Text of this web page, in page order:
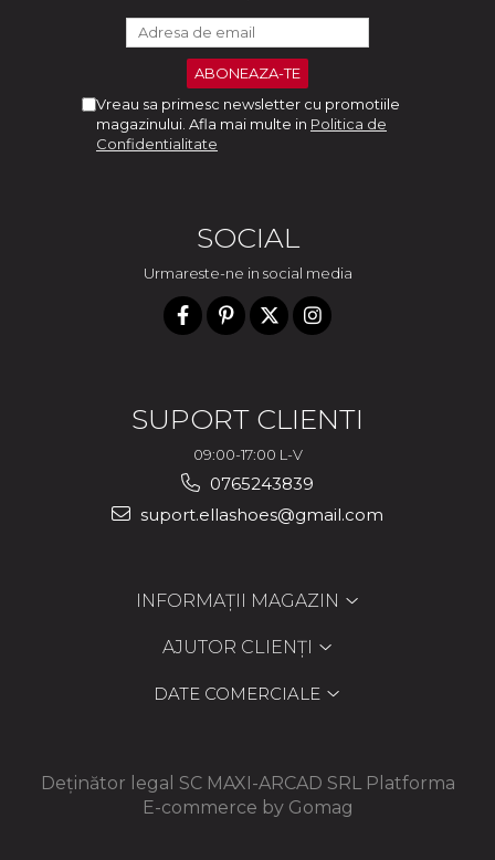
Vreau sa primesc newsletter cu promotiile
magazinului. Afla mai multe in Politica de
Confidentialitate
SOCIAL
Urmareste-ne in social media
SUPORT CLIENTI
09:00-17:00 L-V
0765243839
suport.ellashoes@gmail.com
INFORMAȚII MAGAZIN
AJUTOR CLIENȚI
DATE COMERCIALE
Deținător legal SC MAXI-ARCAD SRL Platforma
E-commerce by Gomag